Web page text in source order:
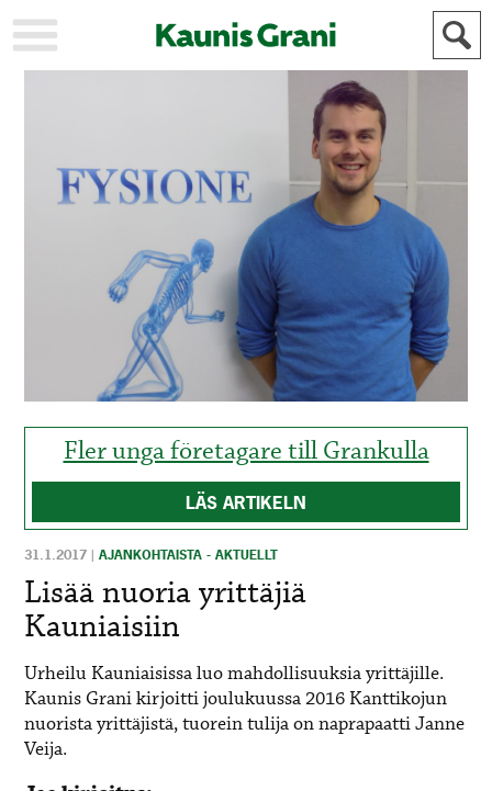
URHEILU
IDROTT
KULTTUURI
KULTUR
HISTORIA
ALLMÄN
MAINOSTAJILLE
FÖR
ANNONSÖRER
Fler unga företagare till Grankulla
LÄS ARTIKELN
31.1.2017 |AJANKOHTAISTA - AKTUELLT
Lisää nuoria yrittäjiä
Kauniaisiin
Urheilu Kauniaisissa luo mahdollisuuksia yrittäjille.
Kaunis Grani kirjoitti joulukuussa 2016 Kanttikojun
nuorista yrittäjistä, tuorein tulija on naprapaatti Janne
Veija.